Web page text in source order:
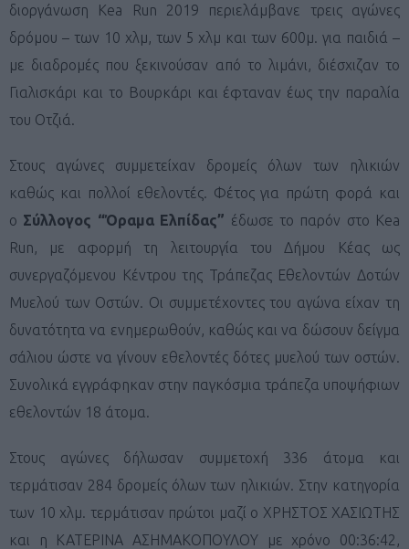
διοργάνωση Kea Run 2019 περιελάμβανε τρεις αγώνες
δρόμου – των 10 χλμ, των 5 χλμ και των 600μ. για παιδιά –
με διαδρομές που ξεκινούσαν από το λιμάνι, διέσχιζαν το
Γιαλισκάρι και το Βουρκάρι και έφταναν έως την παραλία
του Οτζιά.
Στους αγώνες συμμετείχαν δρομείς όλων των ηλικιών
καθώς και πολλοί εθελοντές. Φέτος για πρώτη φορά και
ο Σύλλογος “Όραμα Ελπίδας” έδωσε το παρόν στο Kea
Run, με αφορμή τη λειτουργία του Δήμου Κέας ως
συνεργαζόμενου Κέντρου της Τράπεζας Εθελοντών Δοτών
Μυελού των Οστών. Οι συμμετέχοντες του αγώνα είχαν τη
δυνατότητα να ενημερωθούν, καθώς και να δώσουν δείγμα
σάλιου ώστε να γίνουν εθελοντές δότες μυελού των οστών.
Συνολικά εγγράφηκαν στην παγκόσμια τράπεζα υποψήφιων
εθελοντών 18 άτομα.
Στους αγώνες δήλωσαν συμμετοχή 336 άτομα και
τερμάτισαν 284 δρομείς όλων των ηλικιών. Στην κατηγορία
των 10 χλμ. τερμάτισαν πρώτοι μαζί ο ΧΡΗΣΤΟΣ ΧΑΣΙΩΤΗΣ
και η ΚΑΤΕΡΙΝΑ ΑΣΗΜΑΚΟΠΟΥΛΟΥ με χρόνο 00:36:42,